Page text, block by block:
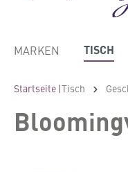
MARKEN TISCH
Startseite |Tisch